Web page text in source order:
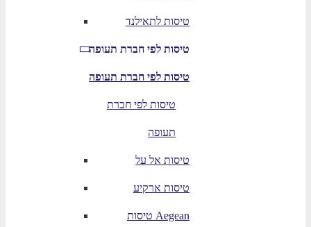
טיסות לתאילנד
טיסות לפי חברת תעופה
טיסות לפי חברת תעופה
טיסות לפי חברת
תעופה
טיסות אל על
טיסות ארקיע
טיסות Aegean